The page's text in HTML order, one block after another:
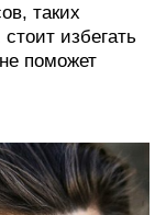
таких
избегать
поможет